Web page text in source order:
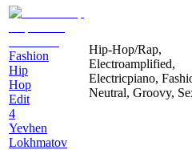
Fashion
Hip
Hop
Edit
4
Yevhen
Lokhmatov
Hip-Hop/Rap,
Electroamplified,
Electricpiano,
Neutral, Groovy,